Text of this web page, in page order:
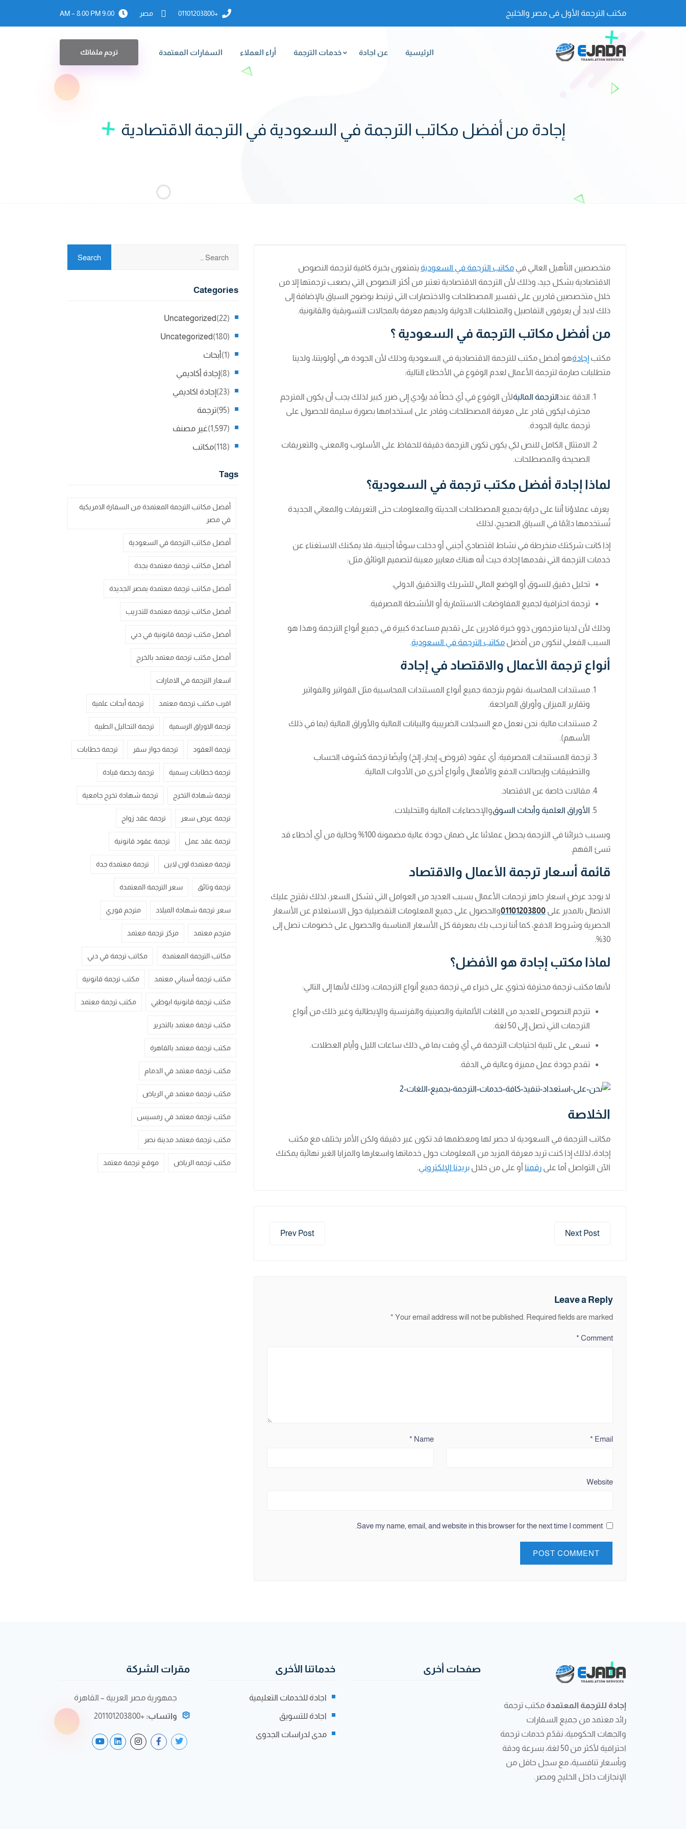
مكتب الترجمة الأول فى مصر والخليج +01101203800 مصر 9:00 AM – 8:00 PM
الرئيسية عن اجادة خدمات الترجمة أراء العملاء السفارات المعتمدة ترجم ملفاتك
إجادة من أفضل مكاتب الترجمة في السعودية في الترجمة الاقتصادية
متخصصين التأهيل العالي في مكاتب الترجمة في السعودية يتمتعون بخبرة كافية لترجمة النصوص
الاقتصادية بشكل جيد، وذلك لأن الترجمة الاقتصادية تعتبر من أكثر النصوص التي يصعب ترجمتها إلا من
خلال متخصصين قادرين على تفسير المصطلحات والاختصارات التي ترتبط بوضوح السياق بالإضافة إلى
ذلك لابد أن يعرفون التفاصيل والمتطلبات الدولية ولديهم معرفة بالمجالات التسويقية والقانونية.
من أفضل مكاتب الترجمة في السعودية ؟
مكتب إجادةهو أفضل مكتب للترجمة الاقتصادية في السعودية وذلك لأن الجودة هي أولويتنا، ولدينا
متطلبات صارمة لترجمة الأعمال لعدم الوقوع في الأخطاء التالية:
الدقة عندالترجمة الماليةلأن الوقوع في أي خطأ قد يؤدي إلى ضرر كبير لذلك يجب أن يكون المترجم
محترف ليكون قادر على معرفة المصطلحات وقادر على استخدامها بصورة سليمة للحصول على
ترجمة عالية الجودة.
الامتثال الكامل للنص لكي يكون تكون الترجمة دقيقة للحفاظ على الأسلوب والمعنى، والتعريفات
الصحيحة والمصطلحات.
لماذا إجادة أفضل مكتب ترجمة في السعودية؟
يعرف عملاؤنا أننا على دراية بجميع المصطلحات الحديثة والمعلومات حتى التعريفات والمعاني الجديدة
تُستخدمها دائمًا في السياق الصحيح، لذلك
إذا كانت شركتك منخرطة في نشاط اقتصادي أجنبي أو دخلت سوقًا أجنبية، فلا يمكنك الاستغناء عن
خدمات الترجمة التي نقدمها إجادة حيث أنه هناك معايير معينة لتصميم الوثائق مثل:
تحليل دقيق للسوق أو الوضع المالي للشريك والتدقيق الدولي.
ترجمة احترافية لجميع المفاوضات الاستثمارية أو الأنشطة المصرفية.
وذلك لأن لدينا مترجمون ذوو خبرة قادرين على تقديم مساعدة كبيرة في جميع أنواع الترجمة وهذا هو
السبب الفعلي لنكون من أفضل مكاتب الترجمة في السعودية.
أنواع ترجمة الأعمال والاقتصاد في إجادة
مستندات المحاسبة: نقوم بترجمة جميع أنواع المستندات المحاسبية مثل الفواتير والفواتير
وتقارير الميزان وأوراق المراجعة.
مستندات مالية: نحن نعمل مع السجلات الضريبية والبيانات المالية والأوراق المالية (بما في ذلك
الأسهم).
ترجمة المستندات المصرفية: أي عقود (قروض، إيجار، إلخ) وأيضًا ترجمة كشوف الحساب
والتطبيقات وإيصالات الدفع والأفعال وأنواع أخرى من الأدوات المالية.
مقالات خاصة عن الاقتصاد.
الأوراق العلمية وأبحاث السوقوالإحصاءات المالية والتحليلات.
وبسبب خبرائنا في الترجمة يحصل عملائنا على ضمان جودة عالية مضمونة 100% وخالية من أي أخطاء قد
تسئ الفهم.
قائمة أسعار ترجمة الأعمال والاقتصاد
لا يوجد عرض اسعار جاهز ترجمات الأعمال بسبب العديد من العوامل التي تشكل السعر، لذلك نقترح عليك
الاتصال بالمدير على 01101203800والحصول على جميع المعلومات التفصيلية حول الاستعلام عن الأسعار
الحصرية وشروط الدفع، كما أننا نرحب بك بمعرفة كل الأسعار المناسبة والحصول على خصومات تصل إلى
30%.
لماذا مكتب إجادة هو الأفضل؟
لأنها مكتب ترجمة محترفة تحتوي على خبراء في ترجمة جميع أنواع الترجمات، وذلك لأنها إلى التالي:
تترجم النصوص للعديد من اللغات الألمانية والصينية والفرنسية والإيطالية وغير ذلك من أنواع
الترجمات التي تصل إلى 50 لغة.
تسعى على تلبية احتياجات الترجمة في أي وقت بما في ذلك ساعات الليل وأيام العطلات.
تقدم جودة عمل مميزة وعالية في الدقة.
الخلاصة
مكاتب الترجمة في السعودية لا حصر لها ومعظمها قد تكون غير دقيقة ولكن الأمر يختلف مع مكتب
إجادة، لذلك إذا كنت تريد معرفة المزيد من المعلومات حول خدماتها واسعارها والمزايا الغير نهائية يمكنك
الآن التواصل أما على رقمنا أو على من خلال بريدنا الإلكتروني.
Prev Post Next Post
Leave a Reply
Your email address will not be published. Required fields are marked
*
Comment
*
Name
* Email
*
Website
Save my name, email, and website in this browser for the next time I comment.
Categories
Uncategorized (22)
Uncategorized (180)
أبحاث (1)
إجادة أكاديمي (8)
إجادة اكاديمي (23)
ترجمة (95)
غير مصنف (1,597)
مكاتب (118)
Tags
أفضل مكاتب الترجمة المعتمدة من السفارة الامريكية
في مصر
أفضل مكاتب الترجمة في السعودية
أفضل مكاتب ترجمة معتمدة بجدة
أفضل مكاتب ترجمة معتمدة بمصر الجديدة
أفضل مكاتب ترجمة معتمدة للتدريب
أفضل مكتب ترجمة قانونية في دبي
أفضل مكتب ترجمة معتمد بالخرج
اسعار الترجمة في الامارات
اقرب مكتب ترجمة معتمد ترجمة أبحاث علمية
ترجمة الاوراق الرسمية ترجمة التحاليل الطبية
ترجمة العقود ترجمة جواز سفر ترجمة خطابات
ترجمة خطابات رسمية ترجمة رخصة قيادة
ترجمة شهادة التخرج ترجمة شهادة تخرج جامعية
ترجمة عرض سعر ترجمة عقد زواج
ترجمة عقد عمل ترجمة عقود قانونية
ترجمة معتمدة اون لاين ترجمة معتمدة جدة
ترجمة وثائق سعر الترجمة المعتمدة
سعر ترجمة شهادة الميلاد مترجم فوري
مترجم معتمد مركز ترجمة معتمد
مكاتب الترجمة المعتمدة مكاتب ترجمة في دبي
مكتب ترجمة أسباني معتمد مكتب ترجمة قانونية
مكتب ترجمة قانونية ابوظبي مكتب ترجمة معتمد
مكتب ترجمة معتمد بالتحرير
مكتب ترجمة معتمد بالقاهرة
مكتب ترجمة معتمد في الدمام
مكتب ترجمة معتمد في الرياض
مكتب ترجمة معتمد في رمسيس
مكتب ترجمة معتمد مدينة نصر
مكتب ترجمه الرياض موقع ترجمة معتمد
إجادة للترجمة المعتمدة مكتب ترجمة
رائد معتمد من جميع السفارات
والجهات الحكومية، نقدّم خدمات ترجمة
احترافية لأكثر من 50 لغة، بسرعة ودقة
وبأسعار تنافسية، مع سجل حافل من
الإنجازات داخل الخليج ومصر.
صفحات أخرى خدماتنا الأخرى
اجادة للخدمات التعليمية
اجادة للتسويق
مدى لدراسات الجدوى
مقرات الشركة
جمهورية مصر العربية – القاهرة
واتساب: +201101203800